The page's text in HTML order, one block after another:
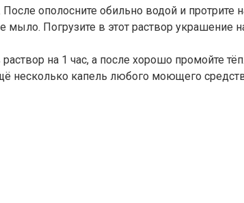
ополосните обильно водой и протрите
Погрузите в этот раствор украшение
на 1 час, а после хорошо промойте
несколько капель любого моющего